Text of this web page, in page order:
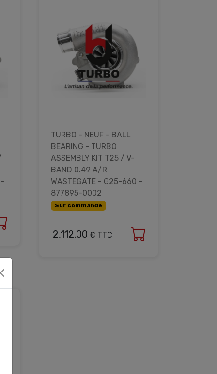
TURBO - NEUF - BALL
BEARING - TURBO
ASSEMBLY KIT T25 / V-
BAND 0.49 A/R
WASTEGATE - G25-660 -
877895-0002
Sur commande
2,112.00 € TTC